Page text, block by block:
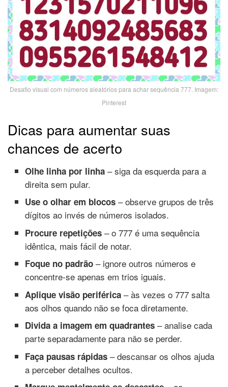
Desafio visual com números aleatórios para achar sequência 777. Imagem:
Pinterest
Dicas para aumentar suas
chances de acerto
Olhe linha por linha – siga da esquerda para a
direita sem pular.
Use o olhar em blocos – observe grupos de três
dígitos ao invés de números isolados.
Procure repetições – o 777 é uma sequência
idêntica, mais fácil de notar.
Foque no padrão – ignore outros números e
concentre-se apenas em trios iguais.
Aplique visão periférica – às vezes o 777 salta
aos olhos quando não se foca diretamente.
Divida a imagem em quadrantes – analise cada
parte separadamente para não se perder.
Faça pausas rápidas – descansar os olhos ajuda
a perceber detalhes ocultos.